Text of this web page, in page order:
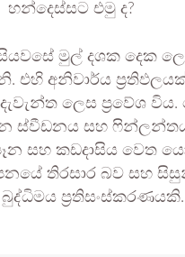
මුල් දශක දෙක
එහි අනිවාර්ය
ලෙස ප්‍රවේශ
ස්වීඩනය සහ ෆින්ලන්තය
සහ කඩදාසිය වෙත
තිරසාර බව සහ
ප්‍රතිසංස්කරණයකි.